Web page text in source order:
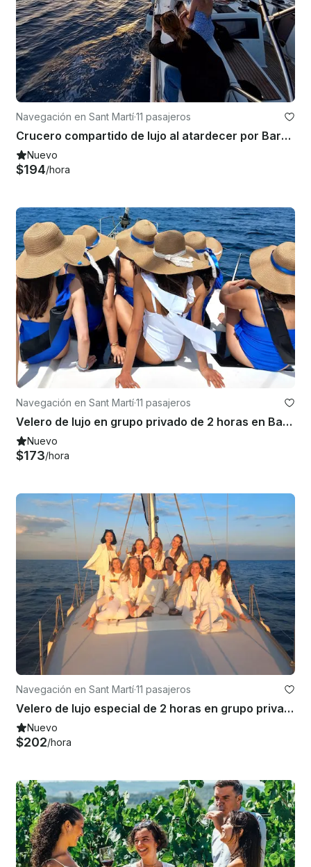
Navegación en Sant Martí·11 pasajeros
Crucero compartido de lujo al atardecer por Barcelona con bebidas y aperitivos incluidos
Nuevo
$194/hora
Navegación en Sant Martí·11 pasajeros
Velero de lujo en grupo privado de 2 horas en Barcelona.
Nuevo
$173/hora
Navegación en Sant Martí·11 pasajeros
Velero de lujo especial de 2 horas en grupo privado en Barcelona al atardecer.
Nuevo
$202/hora